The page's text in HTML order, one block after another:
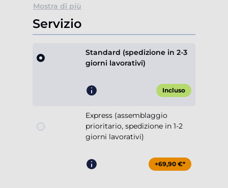
Mostra di più
Servizio
Standard (spedizione in 2-3
giorni lavorativi)
Incluso
Express (assemblaggio
prioritario, spedizione in 1-2
giorni lavorativi)
+69,90 €*